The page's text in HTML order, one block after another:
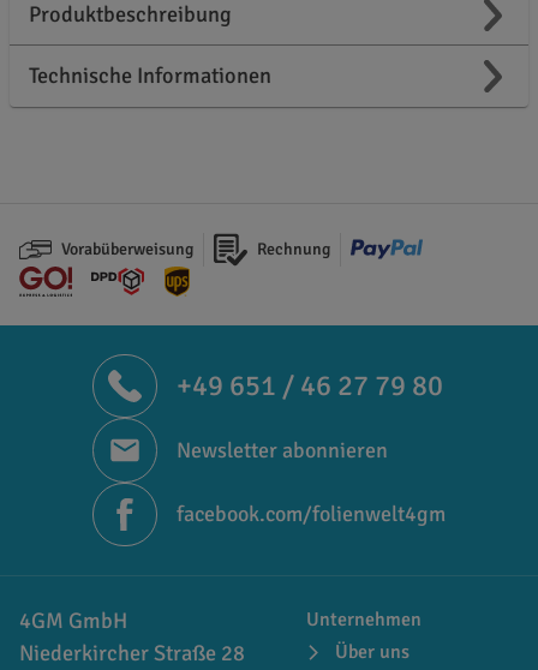
Produktbeschreibung
Technische Informationen
Vorabüberweisung Rechnung
+49 651 / 46 27 79 80
Newsletter abonnieren
facebook.com/folienwelt4gm
4GM GmbH
Niederkircher Straße 28
Unternehmen
Über uns